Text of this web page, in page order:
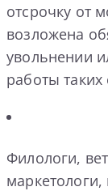
отсрочку от
возложена
увольнении
работы таких
Филологи,